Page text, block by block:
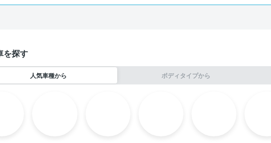
を探す
人気車種から ボディタイプから